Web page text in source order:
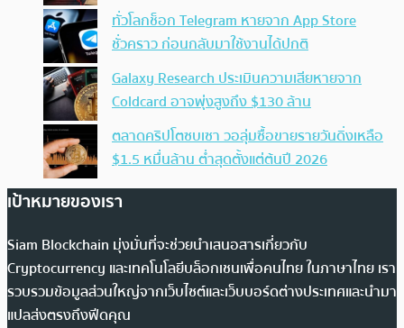
ทั่วโลกช็อก Telegram หายจาก App Store
ชั่วคราว ก่อนกลับมาใช้งานได้ปกติ
Galaxy Research ประเมินความเสียหายจาก
Coldcard อาจพุ่งสูงถึง $130 ล้าน
ตลาดคริปโตซบเซา วอลุ่มซื้อขายรายวันดิ่งเหลือ
$1.5 หมื่นล้าน ต่ำสุดตั้งแต่ต้นปี 2026
เป้าหมายของเรา
Siam Blockchain มุ่งมั่นที่จะช่วยนำเสนอสารเกี่ยวกับ
Cryptocurrency และเทคโนโลยีบล็อกเชนเพื่อคนไทย ในภาษาไทย เรา
รวบรวมข้อมูลส่วนใหญ่จากเว็บไซต์และเว็บบอร์ดต่างประเทศและนำมา
แปลส่งตรงถึงฟีดคุณ